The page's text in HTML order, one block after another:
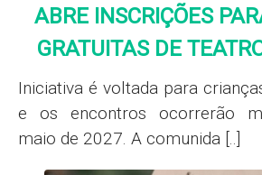
ABRE INSCRIÇÕES
GRATUITAS DE
Iniciativa é voltada para
e os encontros ocorrerão
maio de 2027. A comunida [..]